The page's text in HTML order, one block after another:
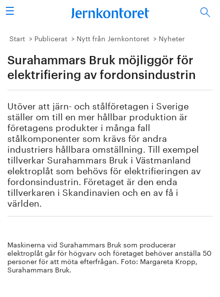
Sök
Stålindustrin
Vision 2050
Energi/miljö
Vi tycker
Publicerat
Bildbank
Om oss
Start Publicerat Nytt från Jernkontoret Nyheter
Surahammars Bruk möjliggör för
elektrifiering av fordonsindustrin
Utöver att järn- och stålföretagen i Sverige
ställer om till en mer hållbar produktion är
företagens produkter i många fall
stålkomponenter som krävs för andra
industriers hållbara omställning. Till exempel
tillverkar Surahammars Bruk i Västmanland
elektroplåt som behövs för elektrifieringen av
fordonsindustrin. Företaget är den enda
tillverkaren i Skandinavien och en av få i
världen.
Maskinerna vid Surahammars Bruk som producerar
elektroplåt går för högvarv och företaget behöver anställa 50
personer för att möta efterfrågan. Foto: Margareta Kropp,
Surahammars Bruk.